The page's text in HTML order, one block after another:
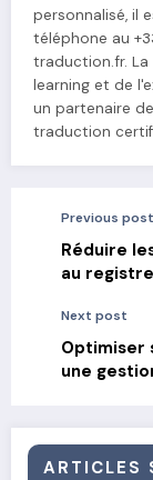
personnalisé, il
téléphone au
traduction.fr.
learning et de
un partenaire
traduction
Previous post
Réduire
au
Next post
Optimiser
une
ARTICLES